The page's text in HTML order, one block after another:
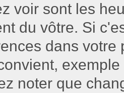
voir sont les
du vôtre. Si
dans
noter que